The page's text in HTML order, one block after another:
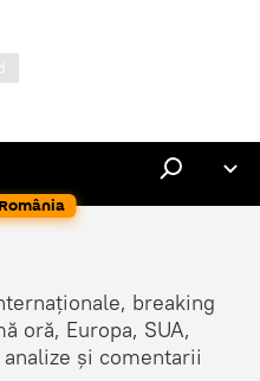
breaking
oră, Europa, SUA,
analize și comentarii